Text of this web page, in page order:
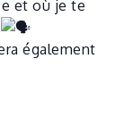
et où je te
également